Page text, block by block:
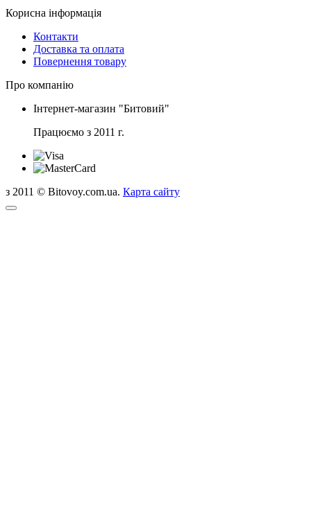
Корисна інформація
Контакти
Доставка та оплата
Повернення товару
Про компанію
Інтернет-магазин "Битовий"
Працюємо з 2011 г.
з 2011 © Bitovoy.com.ua. Карта сайту